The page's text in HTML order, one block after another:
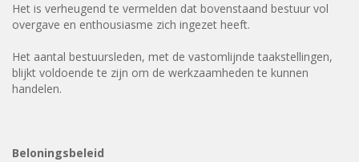
Het is verheugend te vermelden dat bovenstaand bestuur vol
overgave en enthousiasme zich ingezet heeft.
Het aantal bestuursleden, met de vastomlijnde taakstellingen,
blijkt voldoende te zijn om de werkzaamheden te kunnen
handelen.
Beloningsbeleid